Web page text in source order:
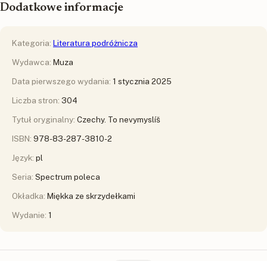
Dodatkowe informacje
Kategoria: Literatura podróżnicza
Wydawca: Muza
Data pierwszego wydania: 1 stycznia 2025
Liczba stron: 304
Tytuł oryginalny: Czechy. To nevymyslíš
ISBN: 978-83-287-3810-2
Język: pl
Seria: Spectrum poleca
Okładka: Miękka ze skrzydełkami
Wydanie: 1